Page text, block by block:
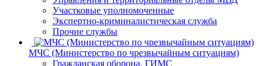
Участковые уполномоченные
Экспертно-криминалистическая служба
Прочие службы
МЧС (Министерство по чрезвычайным ситуациям)
Гражданская оборона, ГИМС